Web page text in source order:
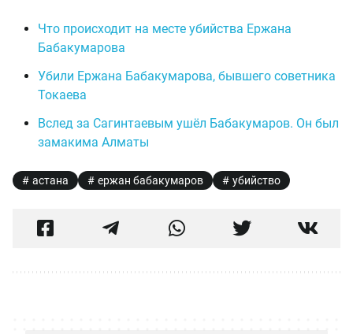
Что происходит на месте убийства Ержана
Бабакумарова
Убили Ержана Бабакумарова, бывшего советника
Токаева
Вслед за Сагинтаевым ушёл Бабакумаров. Он был
замакима Алматы
астана ержан бабакумаров убийство